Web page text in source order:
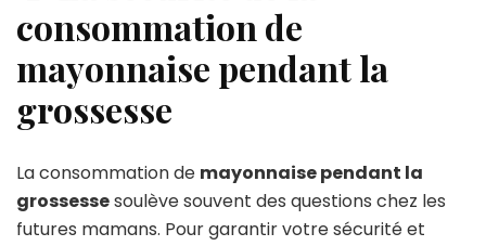
consommation de
mayonnaise pendant la
grossesse
La consommation de mayonnaise pendant la
grossessesoulève souvent des questions chez les
futures mamans. Pour garantir votre sécurité et